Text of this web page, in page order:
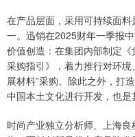
在产品层面，采用可持续面
一。迅销在2025财年一季报
价值创造：在集团内部制定
采购指引》，着力推行对环
展材料”采购。除此之外，打
中国本土文化进行开发，也是
时尚产业独立分析师、上海